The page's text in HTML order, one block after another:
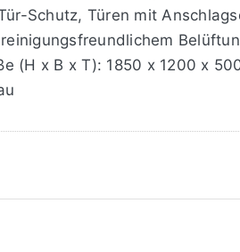
Schutz, Türen mit
(H x B x T): 1850 x 1200 x